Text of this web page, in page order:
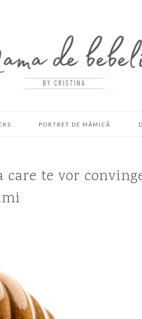
PORTRET DE MĂMICĂ
te vor